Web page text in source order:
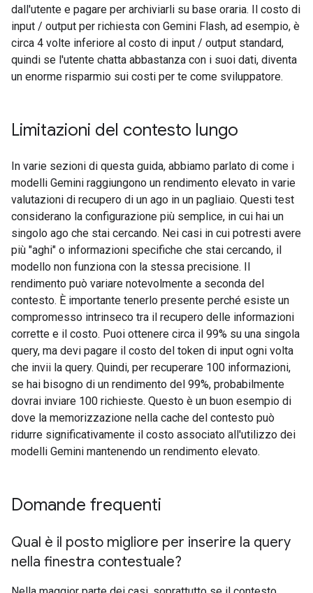
dall'utente e pagare per archiviarli su base oraria. Il costo di
input / output per richiesta con Gemini Flash, ad esempio, è
circa 4 volte inferiore al costo di input / output standard,
quindi se l'utente chatta abbastanza con i suoi dati, diventa
un enorme risparmio sui costi per te come sviluppatore.
Limitazioni del contesto lungo
In varie sezioni di questa guida, abbiamo parlato di come i
modelli Gemini raggiungono un rendimento elevato in varie
valutazioni di recupero di un ago in un pagliaio. Questi test
considerano la configurazione più semplice, in cui hai un
singolo ago che stai cercando. Nei casi in cui potresti avere
più "aghi" o informazioni specifiche che stai cercando, il
modello non funziona con la stessa precisione. Il
rendimento può variare notevolmente a seconda del
contesto. È importante tenerlo presente perché esiste un
compromesso intrinseco tra il recupero delle informazioni
corrette e il costo. Puoi ottenere circa il 99% su una singola
query, ma devi pagare il costo del token di input ogni volta
che invii la query. Quindi, per recuperare 100 informazioni,
se hai bisogno di un rendimento del 99%, probabilmente
dovrai inviare 100 richieste. Questo è un buon esempio di
dove la memorizzazione nella cache del contesto può
ridurre significativamente il costo associato all'utilizzo dei
modelli Gemini mantenendo un rendimento elevato.
Domande frequenti
Qual è il posto migliore per inserire la query
nella finestra contestuale?